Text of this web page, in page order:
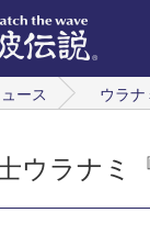
ース ウラナ
ウラナ